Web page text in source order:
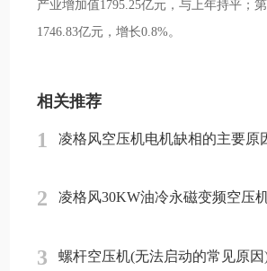
产业增加值1795.25亿元，与上年持平；
1746.83亿元，增长0.8%。
相关推荐
1 凌格风空压机电机缺相的主要原
2 凌格风30KW油冷永磁变频空压
3 螺杆空压机(无法启动的常见原因